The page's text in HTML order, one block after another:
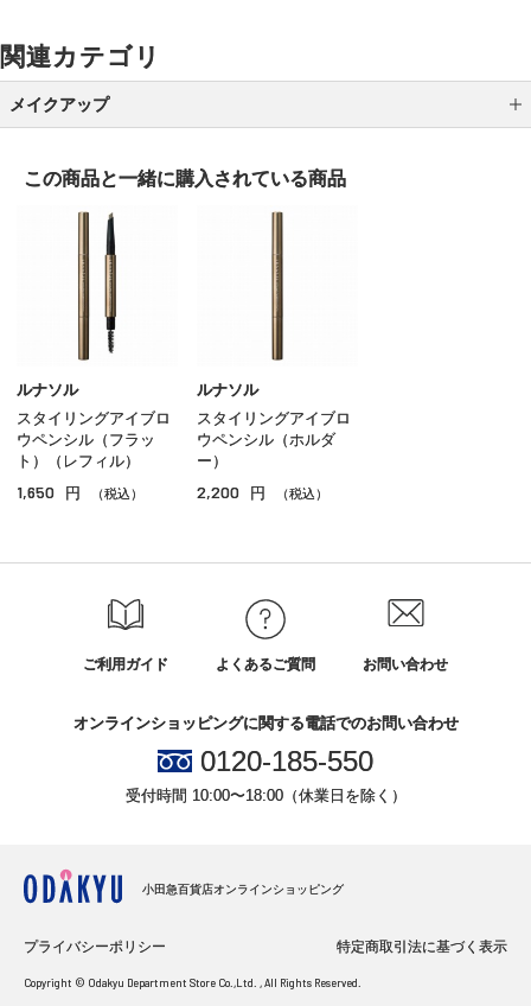
関連カテゴリ
メイクアップ
グロス
チーク
シェーディング・ハイライト
その他のメイクアップ
この商品と一緒に購入されている商品
ルナソル
スタイリングアイブロ
ウペンシル（フラッ
ト）（レフィル）
1,650 円 （税込）
ルナソル
スタイリングアイブロ
ウペンシル（ホルダ
ー）
2,200 円 （税込）
ご利用ガイド よくあるご質問 お問い合わせ
オンラインショッピングに関する電話でのお問い合わせ
0120-185-550
受付時間 10:00〜18:00（休業日を除く）
小田急百貨店オンラインショッピング
プライバシーポリシー 特定商取引法に基づく表示
Copyright © Odakyu Department Store Co.,Ltd. , All Rights Reserved.